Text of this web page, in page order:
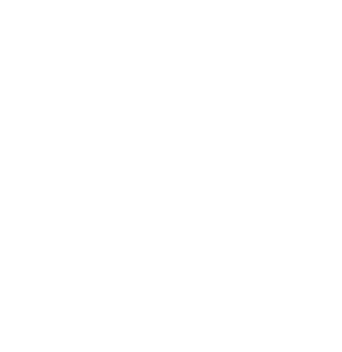
供させていただ
き作成されるも
をご了承くださ
御機器販売店・
ようお願いしま
にご登録され
1000ppm以下、
) : 1000ppm、
、
貨物等」とい
要な手段を講じ
これらの製造装
通知します。
ムロン制御